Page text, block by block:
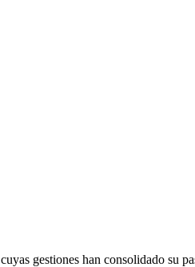
cuyas gestiones han consolidado su